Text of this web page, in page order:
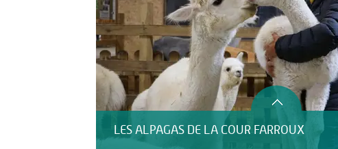
LES ALPAGAS DE LA COUR FARROUX